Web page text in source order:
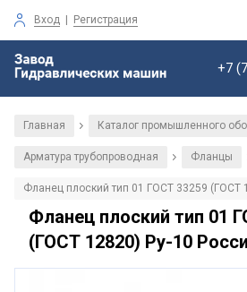
Вход | Регистрация
+7
Главная / Каталог промышленного
Арматура трубопроводная / Фланцы
Фланец плоский тип 01 ГОСТ 33259 (ГОСТ
Фланец плоский тип 01
(ГОСТ 12820) Ру-10